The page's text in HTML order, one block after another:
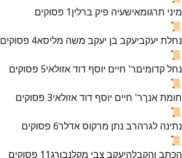
מיני תרגומאישעיה פיק ברלין1 פסוקים
📜
נחלת יעקביעקב בן יעקב משה מליסא4 פסוקים
📜
נחל קדומיםר' חיים יוסף דוד אזולאי5 פסוקים
📜
חומת אנךר' חיים יוסף דוד אזולאי3 פסוקים
📜
נתינה לגרהרב נתן מרקוס אדלר6 פסוקים
📜
הכתב והקבלהיעקב צבי מקלנבורג11 פסוקים